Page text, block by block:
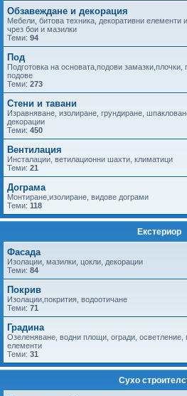
Обзавеждане и декорация
Мебели, битова техника, декоративни елементи
чрез бои и мазилки
Теми: 94
Под
Подготовка на основата,подови замазки,плочки,
подове
Теми: 273
Стени и тавани
Изравняване, изолиране, грундиране,
декорации
Теми: 450
Вентилация
Инсталации, ветилационни шахти, климатици
Теми: 21
Дограма
Монтиране,изолиране, видове дограми
Теми: 118
Екстериор
Фасада
Изолации, мазилки, цокли, декорации
Теми: 84
Покрив
Изолации,покрития, водоотичане
Теми: 71
Градина
Озеленяване, водни площи, огради, осветление,
елементи
Теми: 31
Сухо